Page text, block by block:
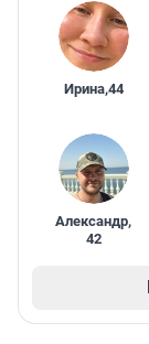
Ирина,44
Александр,
42